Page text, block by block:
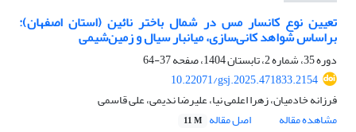
تعیین نوع کانسار مس در شمال باختر نائین (استان اصفهان):
براساس شواهد کانی‌سازی، میانبار سیال و زمین‌شیمی
دوره 35، شماره 2، تابستان 1404، صفحه
37-64
10.22071/gsj.2025.471833.2154
فرزانه خادمیان، زهرا اعلمی نیا، علیرضا ندیمی، علی قاسمی
مشاهده مقاله
اصل مقاله 11 M